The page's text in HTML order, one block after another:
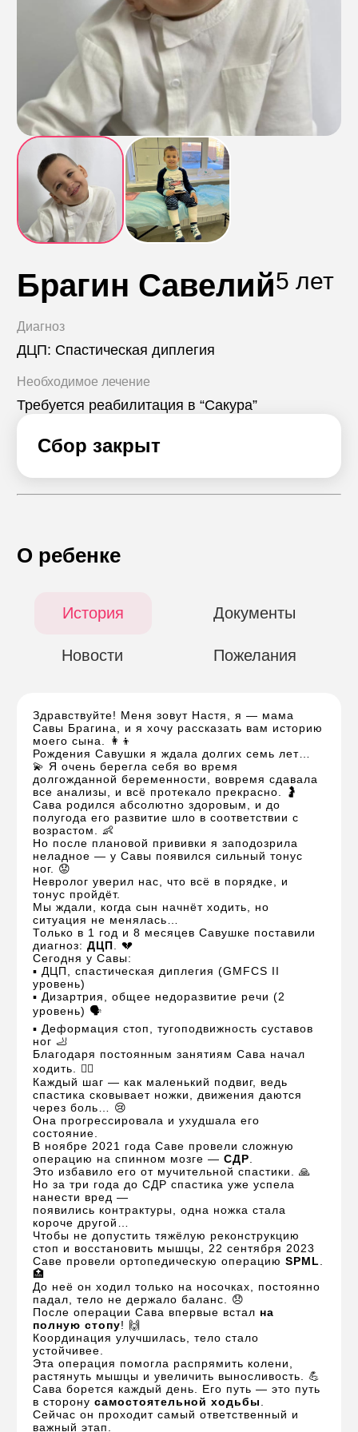
Контакты
Пожертвовать
телефон для связи
+74999610149
e-mail для связи
info@angel-help.ru
Брагин Савелий5 лет
Диагноз
ДЦП: Спастическая диплегия
Необходимое лечение
Требуется реабилитация в “Сакура”
Сбор закрыт
О ребенке
История Документы
Новости Пожелания
Здравствуйте! Меня зовут Настя, я — мама
Савы Брагина, и я хочу рассказать вам историю
моего сына. 👩‍👦
Рождения Савушки я ждала долгих семь лет…
💫 Я очень берегла себя во время
долгожданной беременности, вовремя сдавала
все анализы, и всё протекало прекрасно. 🤰
Сава родился абсолютно здоровым, и до
полугода его развитие шло в соответствии с
возрастом. 👶
Но после плановой прививки я заподозрила
неладное — у Савы появился сильный тонус
ног. 😟
Невролог уверил нас, что всё в порядке, и
тонус пройдёт.
Мы ждали, когда сын начнёт ходить, но
ситуация не менялась…
Только в 1 год и 8 месяцев Савушке поставили
диагноз:ДЦП . 💔
Сегодня у Савы:
▪️ ДЦП, спастическая диплегия (GMFCS II
уровень)
▪️ Дизартрия, общее недоразвитие речи (2
уровень) 🗣️
▪️ Деформация стоп, тугоподвижность суставов
ног 🦶
Благодаря постоянным занятиям Сава начал
ходить. 🚶‍♂️
Каждый шаг — как маленький подвиг, ведь
спастика сковывает ножки, движения даются
через боль… 😢
Она прогрессировала и ухудшала его
состояние.
В ноябре 2021 года Саве провели сложную
операцию на спинном мозге —СДР
Это избавило его от мучительной спастики. 🙏
Но за три года до СДР спастика уже успела
нанести вред —
появились контрактуры, одна ножка стала
короче другой…
Чтобы не допустить тяжёлую реконструкцию
стоп и восстановить мышцы, 22 сентября 2023
Саве провели ортопедическую операциюSPML
🏥
До неё он ходил только на носочках, постоянно
падал, тело не держало баланс. 😞
После операции Сава впервые встал на
полную стопу! 🙌
Координация улучшилась, тело стало
устойчивее.
Эта операция помогла распрямить колени,
растянуть мышцы и увеличить выносливость. 💪
Сава борется каждый день. Его путь — это путь
в сторонусамостоятельной ходьбы
Сейчас он проходит самый ответственный и
важный этап.